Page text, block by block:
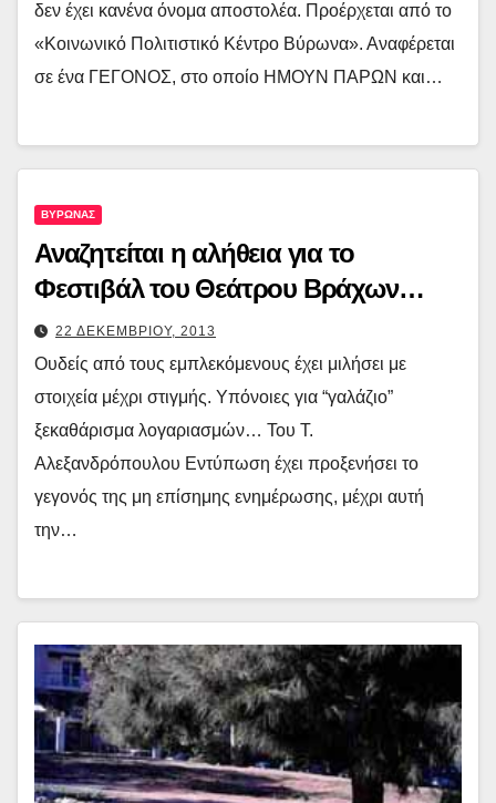
δεν έχει κανένα όνομα αποστολέα. Προέρχεται από το
«Κοινωνικό Πολιτιστικό Κέντρο Βύρωνα». Αναφέρεται
σε ένα ΓΕΓΟΝΟΣ, στο οποίο ΗΜΟΥΝ ΠΑΡΩΝ και…
ΒΥΡΩΝΑΣ
Αναζητείται η αλήθεια για το
Φεστιβάλ του Θεάτρου Βράχων…
22 ΔΕΚΕΜΒΡΙΟΥ, 2013
Ουδείς από τους εμπλεκόμενους έχει μιλήσει με
στοιχεία μέχρι στιγμής. Υπόνοιες για “γαλάζιο”
ξεκαθάρισμα λογαριασμών… Του Τ.
Αλεξανδρόπουλου Εντύπωση έχει προξενήσει το
γεγονός της μη επίσημης ενημέρωσης, μέχρι αυτή
την…